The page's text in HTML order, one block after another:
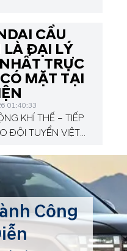
CẦU
LÀ ĐẠI LÝ
TRỰC
MẶT TẠI
01:40:33
KHÍ THẾ – TIẾP
ĐỘI TUYỂN VIỆT
Công